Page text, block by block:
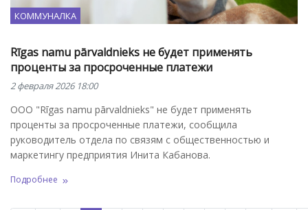
КОММУНАЛКА
Rīgas namu pārvaldnieks не будет применять
проценты за просроченные платежи
2 февраля 2026 18:00
ООО "Rīgas namu pārvaldnieks" не будет применять
проценты за просроченные платежи, сообщила
руководитель отдела по связям с общественностью и
маркетингу предприятия Инита Кабанова.
Подробнее